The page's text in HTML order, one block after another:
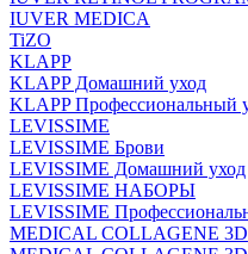
IUVER MEDICA
TiZO
KLAPP
KLAPP Домашний уход
KLAPP Профессиональный
LEVISSIME
LEVISSIME Брови
LEVISSIME Домашний уход
LEVISSIME НАБОРЫ
LEVISSIME
MEDICAL COLLAGENE 3D